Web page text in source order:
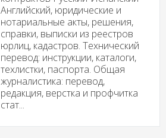
Английский, юридические и
нотариальные акты, решения,
справки, выписки из реестров
юрлиц, кадастров. Технический
перевод: инструкции, каталоги,
техлистки, паспорта. Общая
журналистика: перевод,
редакция, верстка и профчитка
стат...